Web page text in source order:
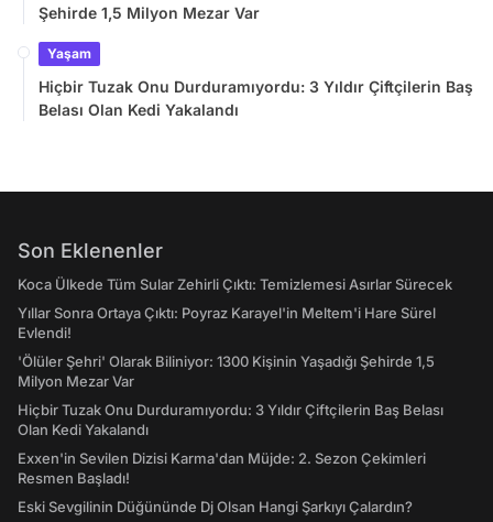
Şehirde 1,5 Milyon Mezar Var
Yaşam
Hiçbir Tuzak Onu Durduramıyordu: 3 Yıldır Çiftçilerin Baş
Belası Olan Kedi Yakalandı
Son Eklenenler
Koca Ülkede Tüm Sular Zehirli Çıktı: Temizlemesi Asırlar Sürecek
Yıllar Sonra Ortaya Çıktı: Poyraz Karayel'in Meltem'i Hare Sürel
Evlendi!
'Ölüler Şehri' Olarak Biliniyor: 1300 Kişinin Yaşadığı Şehirde 1,5
Milyon Mezar Var
Hiçbir Tuzak Onu Durduramıyordu: 3 Yıldır Çiftçilerin Baş Belası
Olan Kedi Yakalandı
Exxen'in Sevilen Dizisi Karma'dan Müjde: 2. Sezon Çekimleri
Resmen Başladı!
Eski Sevgilinin Düğününde Dj Olsan Hangi Şarkıyı Çalardın?